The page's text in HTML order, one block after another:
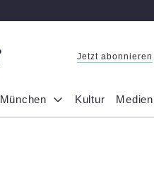
Jetzt abonnieren
München Kultur Medien